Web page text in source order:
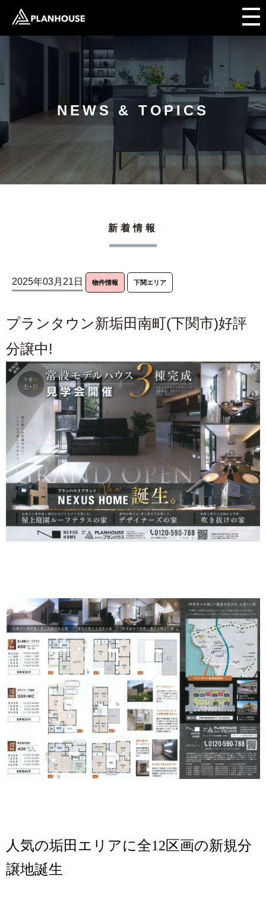
NEWS & TOPICS
新着情報
2025年03月21日 物件情報 下関エリア
プランタウン新垢田南町(下関市)好評
分譲中!
人気の垢田エリアに全12区画の新規分
譲地誕生